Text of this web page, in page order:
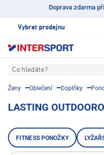
Doprava zdarma
Vybrat prodejnu
Co hledáte?
Ženy Oblečení Doplňky
LASTING
FITNESS PONOŽKY